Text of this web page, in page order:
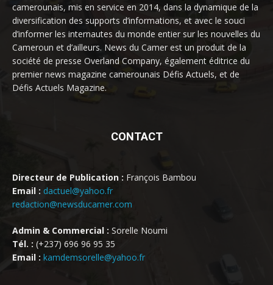
camerounais, mis en service en 2014, dans la dynamique de la
diversification des supports d’informations, et avec le souci
d’informer les internautes du monde entier sur les nouvelles du
Cameroun et d’ailleurs. News du Camer est un produit de la
société de presse Overland Company, également éditrice du
premier news magazine camerounais Défis Actuels, et de
Défis Actuels Magazine.
CONTACT
Directeur de Publication : François Bambou
Email : dactuel@yahoo.fr
redaction@newsducamer.com
Admin & Commercial : Sorelle Noumi
Tél. : (+237) 696 96 95 35
Email : kamdemsorelle@yahoo.fr